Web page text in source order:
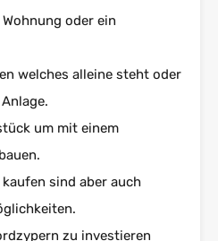
oder ein
welches alleine steht oder
um mit einem
sind aber auch
zu investieren